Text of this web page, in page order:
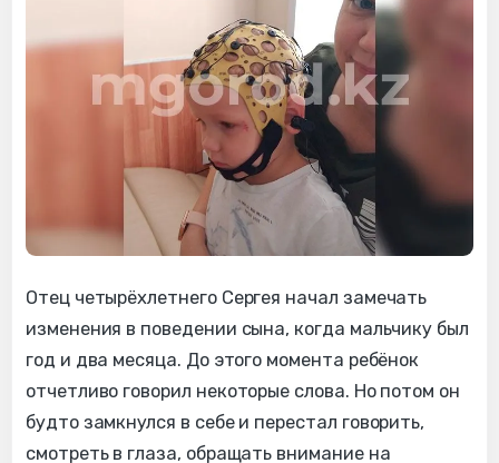
Отец четырёхлетнего Сергея начал замечать
изменения в поведении сына, когда мальчику был
год и два месяца. До этого момента ребёнок
отчетливо говорил некоторые слова. Но потом он
будто замкнулся в себе и перестал говорить,
смотреть в глаза, обращать внимание на